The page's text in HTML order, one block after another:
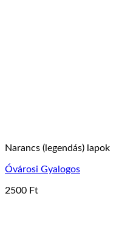
Narancs (legendás) lapok
Óvárosi Gyalogos
2500 Ft